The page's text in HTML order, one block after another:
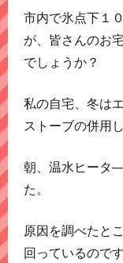
市内で氷点下１
が、皆さんのお
でしょうか？
私の自宅、冬は
ストーブの併用
朝、温水ヒータ
た。
原因を調べたと
回っているのです